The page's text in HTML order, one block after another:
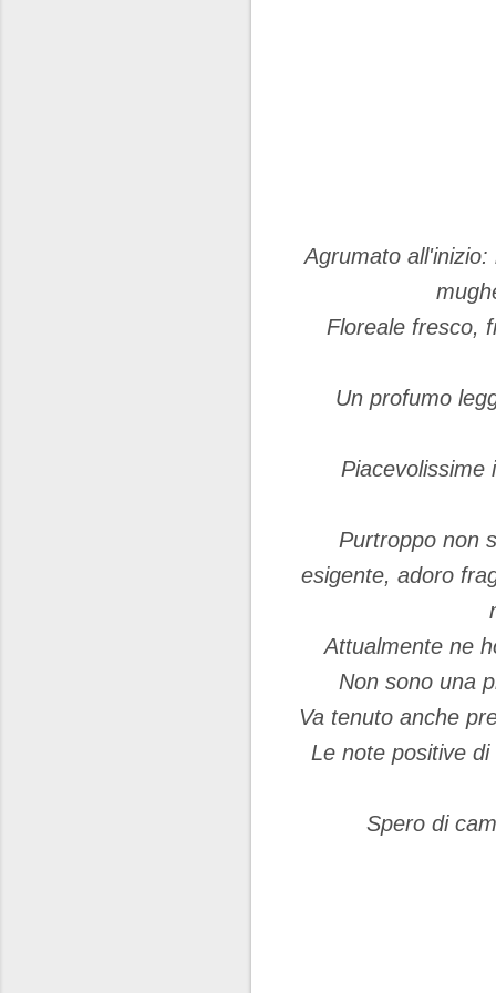
Agrumato
Floreale fresco,
Un profumo
Piacevolissime
Purtroppo non
esigente, adoro
Attualmente ne
Non sono una
Va tenuto anche
Le note positive
Spero di